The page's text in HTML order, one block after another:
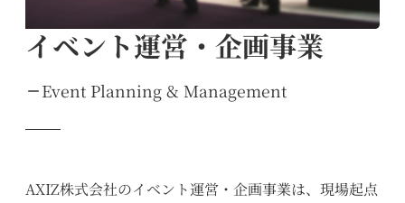
イベント運営・企画事業
Event Planning & Management
AXIZ株式会社のイベント運営・企画事業は、現場起点